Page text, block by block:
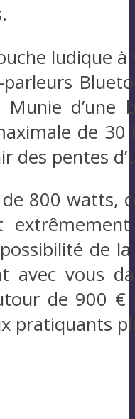
ludique
de
des pentes
de 800 watts,
de
avec vous
de 900 €
pratiquants